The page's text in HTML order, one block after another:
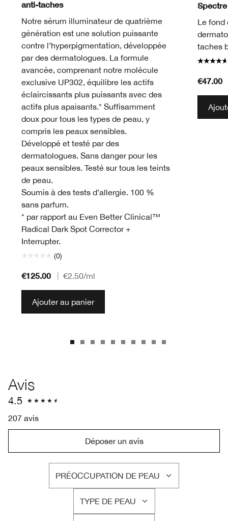
anti-taches
Notre sérum illuminateur de quatrième
génération est une solution puissante
contre l’hyperpigmentation, développée
par des dermatologues. La formule
avancée, comprenant notre molécule
exclusive UP302, équilibre les actifs
éclaircissants plus puissants avec des
actifs plus apaisants.* Suffisamment
doux pour tous les types de peau, y
compris les peaux sensibles.
Développé et testé par des
dermatologues. Sans danger pour les
peaux sensibles. Testé sur tous les teints
de peau.
Soumis à des tests d’allergie. 100 %
sans parfum.
* par rapport au Even Better Clinical™
Radical Dark Spot Corrector +
Interrupter.
(0)
€125.00 €2.50/ml
Ajouter au panier
Spectre
Le fond
taches
€47.00
Avis
4.5
207 avis
Déposer un avis
PRÉOCCUPATION DE PEAU
FRANÇAIS
TYPE DE PEAU
FRANÇAIS